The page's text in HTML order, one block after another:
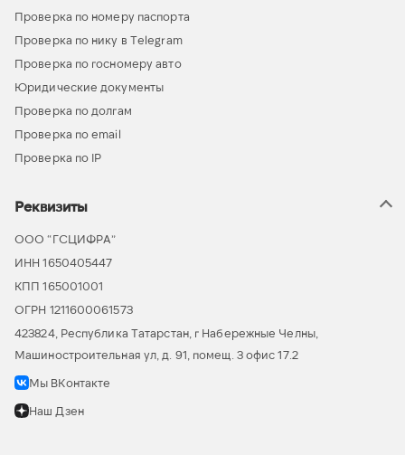
Проверка по номеру паспорта
Проверка по нику в Telegram
Проверка по госномеру авто
Юридические документы
Проверка по долгам
Проверка по email
Проверка по IP
Реквизиты
ООО “ГСЦИФРА”
ИНН 1650405447
КПП 165001001
ОГРН 1211600061573
423824, Республика Татарстан, г Набережные Челны,
Машиностроительная ул, д. 91, помещ. 3 офис 17.2
Мы ВКонтакте
Наш Дзен